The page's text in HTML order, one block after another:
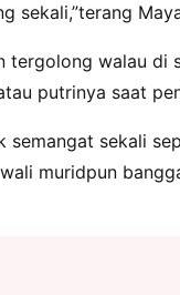
sekali,”terang
walau
putrinya saat
semangat sekali
muridpun